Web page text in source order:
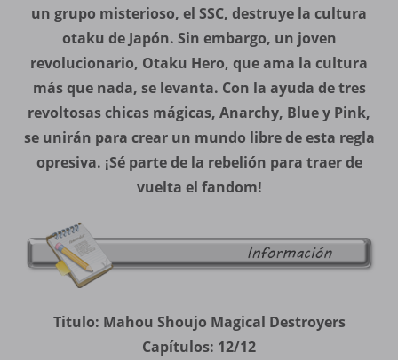
un grupo misterioso, el SSC, destruye la cultura
otaku de Japón. Sin embargo, un joven
revolucionario, Otaku Hero, que ama la cultura
más que nada, se levanta. Con la ayuda de tres
revoltosas chicas mágicas, Anarchy, Blue y Pink,
se unirán para crear un mundo libre de esta regla
opresiva. ¡Sé parte de la rebelión para traer de
vuelta el fandom!
Titulo: Mahou Shoujo Magical Destroyers
Capítulos: 12/12